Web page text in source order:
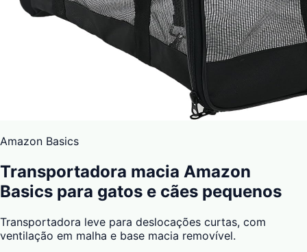
Amazon Basics
Transportadora macia Amazon
Basics para gatos e cães pequenos
Transportadora leve para deslocações curtas, com
ventilação em malha e base macia removível.